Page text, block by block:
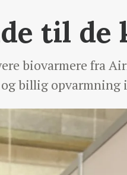
til de
biovarmere fra
billig